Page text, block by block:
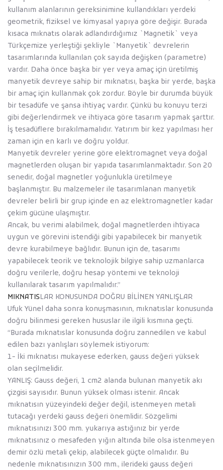
kullanım alanlarının gereksinimine kullandıkları yerdeki
geometrik, fiziksel ve kimyasal yapıya göre değişir. Burada
kısaca mıknatıs olarak adlandırdığımız `Magnetik` veya
Türkçemize yerleştiği şekliyle `Manyetik` devrelerin
tasarımlarında kullanılan çok sayıda değişken (parametre)
vardır. Daha önce başka bir yer veya amaç için üretilmiş
manyetik devreye sahip bir mıknatısı, başka bir yerde, başka
bir amaç için kullanmak çok zordur. Böyle bir durumda büyük
bir tesadüfe ve şansa ihtiyaç vardır. Çünkü bu konuyu terzi
gibi değerlendirmek ve ihtiyaca göre tasarım yapmak şarttır.
İş tesadüflere bırakılmamalıdır. Yatırım bir kez yapılması her
zaman için en karlı ve doğru yoldur.
Manyetik devreler yerine göre elektromagnet veya doğal
magnetlerden oluşan bir yapıda tasarımlanmaktadır. Son 20
senedir, doğal magnetler yoğunlukla üretilmeye
başlanmıştır. Bu malzemeler ile tasarımlanan manyetik
devreler belirli bir grup içinde en az elektromagnetler kadar
çekim gücüne ulaşmıştır.
Ancak, bu verimi alabilmek, doğal magnetlerden ihtiyaca
uygun ve görevini istendiği gibi yapabilecek bir manyetik
devre kurabilmeye bağlıdır. Bunun için de, tasarımı
yapabilecek teorik ve teknolojik bilgiye sahip uzmanlarca
doğru verilerle, doğru hesap yöntemi ve teknoloji
kullanılarak tasarım yapılmalıdır.’’
MIKNATISLAR KONUSUNDA DOĞRU BİLİNEN YANLIŞLAR
Ufuk Yünel daha sonra konuşmasının, mıknatıslar konusunda
doğru bilinmesi gereken hususlar ile ilgili kısmına geçti.
‘‘Burada mıknatıslar konusunda doğru zannedilen ve kabul
edilen bazı yanlışları söylemek istiyorum:
1- İki mıknatısı mukayese ederken, gauss değeri yüksek
olan seçilmelidir.
YANLIŞ: Gauss değeri, 1 cm2 alanda bulunan manyetik akı
çizgisi sayısıdır. Bunun yüksek olması istenir. Ancak
mıknatısın yüzeyindeki değer değil, istenmeyen metali
tutacağı yerdeki gauss değeri önemlidir. Sözgelimi
mıknatısınızı 300 mm. yukarıya astığınız bir yerde
mıknatısınız o mesafeden yığın altında bile olsa istenmeyen
demir özlü metali çekip, alabilecek güçte olmalıdır. Bu
nedenle mıknatısınızın 300 mm., ilerideki gauss değeri